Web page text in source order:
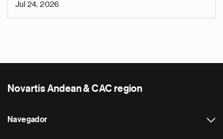
Jul 24, 2026
Novartis Andean & CAC region
Navegador